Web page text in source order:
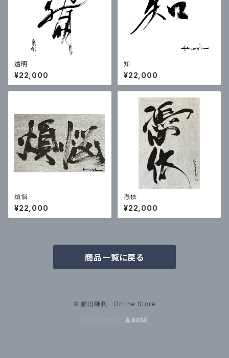
透明
¥22,000
知
¥22,000
煩悩
¥22,000
憑依
¥22,000
商品一覧に戻る
© 前田鎌利 Online Store